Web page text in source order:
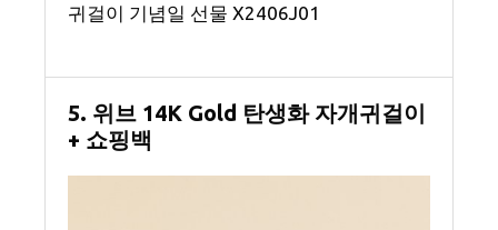
귀걸이 기념일 선물 X2406J01
5. 위브 14K Gold 탄생화 자개귀걸이
+ 쇼핑백